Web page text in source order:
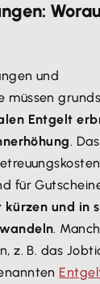
und
müssen
Entgelt
.
für
und in
.
z. B. das